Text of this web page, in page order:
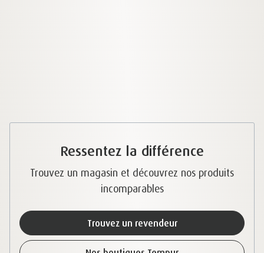
Ressentez la différence
Trouvez un magasin et découvrez nos produits
incomparables
Trouvez un revendeur